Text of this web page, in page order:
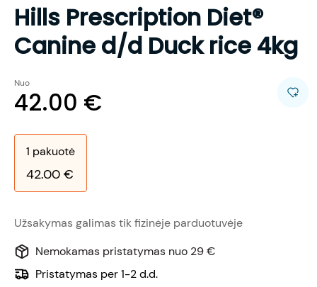
Hills Prescription Diet®
Canine d/d Duck rice 4kg
Nuo
42.00 €
1 pakuotė
42.00 €
Užsakymas galimas tik fizinėje parduotuvėje
Nemokamas pristatymas nuo 29 €
Pristatymas per 1-2 d.d.